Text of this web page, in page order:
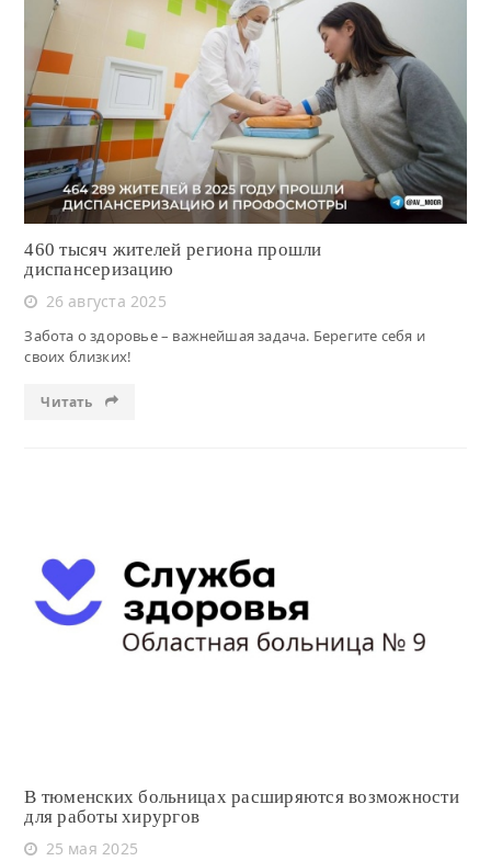
Читать
460 тысяч жителей региона прошли
диспансеризацию
26 августа 2025
Забота о здоровье – важнейшая задача. Берегите себя и
своих близких!
Читать
Читать
В тюменских больницах расширяются возможности
для работы хирургов
25 мая 2025